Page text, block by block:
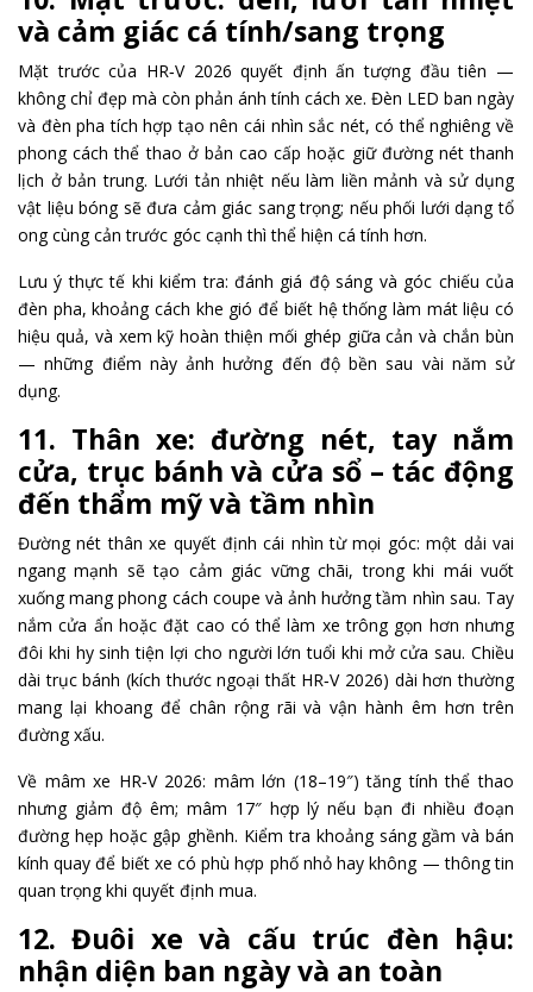
và cảm giác cá tính/sang trọng
Mặt trước của HR‑V 2026 quyết định ấn tượng đầu tiên —
không chỉ đẹp mà còn phản ánh tính cách xe. Đèn LED ban ngày
và đèn pha tích hợp tạo nên cái nhìn sắc nét, có thể nghiêng về
phong cách thể thao ở bản cao cấp hoặc giữ đường nét thanh
lịch ở bản trung. Lưới tản nhiệt nếu làm liền mảnh và sử dụng
vật liệu bóng sẽ đưa cảm giác sang trọng; nếu phối lưới dạng tổ
ong cùng cản trước góc cạnh thì thể hiện cá tính hơn.
Lưu ý thực tế khi kiểm tra: đánh giá độ sáng và góc chiếu của
đèn pha, khoảng cách khe gió để biết hệ thống làm mát liệu có
hiệu quả, và xem kỹ hoàn thiện mối ghép giữa cản và chắn bùn
— những điểm này ảnh hưởng đến độ bền sau vài năm sử
dụng.
11. Thân xe: đường nét, tay nắm
cửa, trục bánh và cửa sổ – tác động
đến thẩm mỹ và tầm nhìn
Đường nét thân xe quyết định cái nhìn từ mọi góc: một dải vai
ngang mạnh sẽ tạo cảm giác vững chãi, trong khi mái vuốt
xuống mang phong cách coupe và ảnh hưởng tầm nhìn sau. Tay
nắm cửa ẩn hoặc đặt cao có thể làm xe trông gọn hơn nhưng
đôi khi hy sinh tiện lợi cho người lớn tuổi khi mở cửa sau. Chiều
dài trục bánh (kích thước ngoại thất HR‑V 2026) dài hơn thường
mang lại khoang để chân rộng rãi và vận hành êm hơn trên
đường xấu.
Về mâm xe HR‑V 2026: mâm lớn (18–19″) tăng tính thể thao
nhưng giảm độ êm; mâm 17″ hợp lý nếu bạn đi nhiều đoạn
đường hẹp hoặc gập ghềnh. Kiểm tra khoảng sáng gầm và bán
kính quay để biết xe có phù hợp phố nhỏ hay không — thông tin
quan trọng khi quyết định mua.
12. Đuôi xe và cấu trúc đèn hậu:
nhận diện ban ngày và an toàn